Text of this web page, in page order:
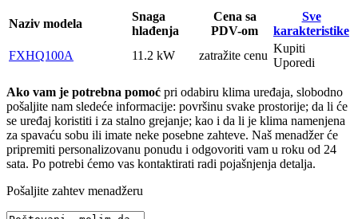
Naziv modela
Snaga
hlađenja
Cena sa
PDV-om
Sve
karakteristike
FXHQ100A
11.2 kW zatražite cenu
Kupiti
Uporedi
Ako vam je potrebna pomoć pri odabiru klima uređaja, slobodno
pošaljite nam sledeće informacije: površinu svake prostorije; da li će
se uređaj koristiti i za stalno grejanje; kao i da li je klima namenjena
za spavaću sobu ili imate neke posebne zahteve. Naš menadžer će
pripremiti personalizovanu ponudu i odgovoriti vam u roku od 24
sata. Po potrebi ćemo vas kontaktirati radi pojašnjenja detalja.
Pošaljite zahtev menadžeru